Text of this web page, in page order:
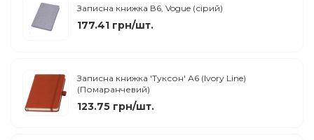
Записна книжка В6, Vogue (сірий)
177.41 грн/шт.
Записна книжка 'Туксон' А6 (Ivory Line)
(Помаранчевий)
123.75 грн/шт.